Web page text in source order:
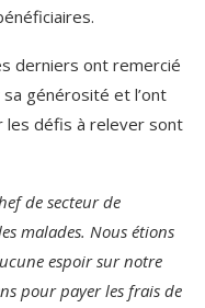
derniers ont remercié
générosité et l’ont
les défis à relever sont
de secteur de
malades. Nous étions
espoir sur notre
pour payer les frais de